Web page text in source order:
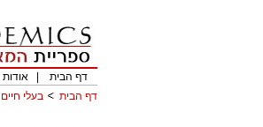
דף הבית
אודות
דף הבית
בעלי חיים